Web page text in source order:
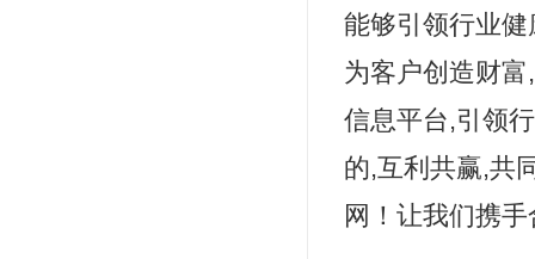
能够引领行业
为客户创造财
信息平台,引领
的,互利共赢,共
网！让我们携